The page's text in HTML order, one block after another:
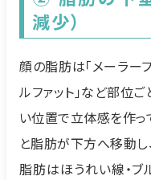
減少）
顔の脂肪は「メーラーフ
ルファット」など部位
い位置で立体感を作っ
と脂肪が下方へ移動し
脂肪はほうれい線・ブ